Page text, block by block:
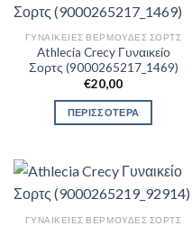
ΓΥΝΑΙΚΕΊΕΣ ΒΕΡΜΟΎΔΕΣ ΣΟΡΤΣ
Athlecia Crecy Γυναικείο
Σορτς (9000265217_1469)
€20,00
ΠΕΡΙΣΣΟΤΕΡΑ
ΓΥΝΑΙΚΕΊΕΣ ΒΕΡΜΟΎΔΕΣ ΣΟΡΤΣ